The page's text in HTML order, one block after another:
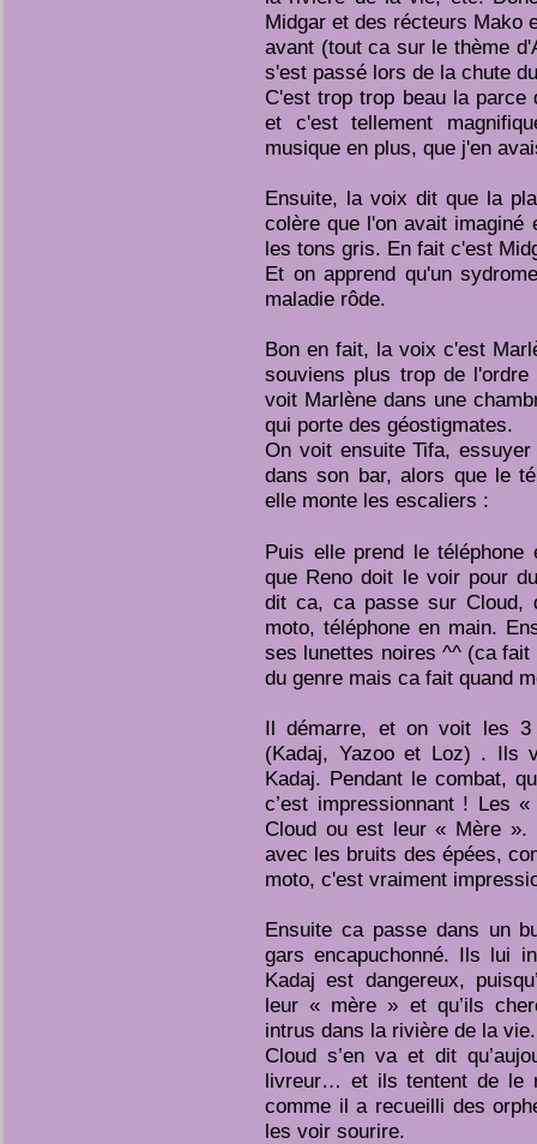
Midgar et des récteurs Mako
avant (tout ca sur le thème
s'est passé lors de la chute
C'est trop trop beau la parce
et c'est tellement
musique en plus, que j'en
Ensuite, la voix dit que la
colère que l'on avait imaginé
les tons gris. En fait c'est
Et on apprend qu'un
maladie rôde.
Bon en fait, la voix c'est
souviens plus trop de
voit Marlène dans une
qui porte des géostigmates.
On voit ensuite Tifa,
dans son bar, alors que le
elle monte les escaliers :
Puis elle prend le
que Reno doit le voir pour
dit ca, ca passe sur Cloud,
moto, téléphone en main.
ses lunettes noires ^^ (ca
du genre mais ca fait quand
Il démarre, et on voit les
(Kadaj, Yazoo et Loz) . Ils
Kadaj. Pendant le combat,
c’est impressionnant ! Les
Cloud ou est leur « Mère ».
avec les bruits des épées,
moto, c'est vraiment
Ensuite ca passe dans un
gars encapuchonné. Ils lui
Kadaj est dangereux,
leur « mère » et qu’ils
intrus dans la rivière de la vie.
Cloud s’en va et dit
livreur… et ils tentent de le
comme il a recueilli des
les voir sourire.